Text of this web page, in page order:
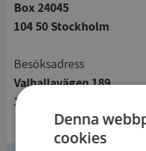
Box 24045
104 50 Stockholm
Besöksadress
Valhallavägen 189
115 53 Stockholm
Denna
cookies